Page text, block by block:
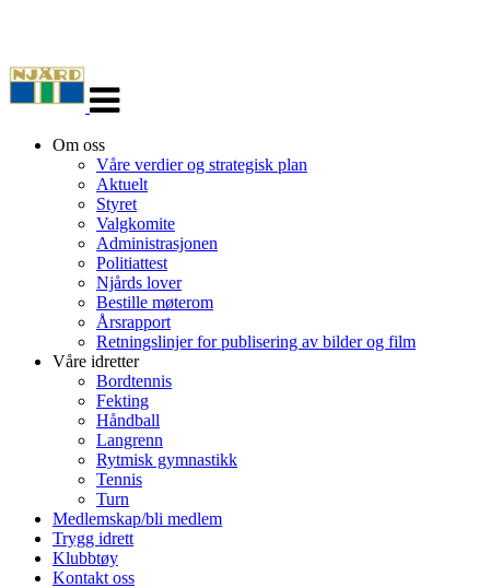
navigasjon
Om oss
Våre verdier og strategisk plan
Aktuelt
Styret
Valgkomite
Administrasjonen
Politiattest
Njårds lover
Bestille møterom
Årsrapport
Retningslinjer for publisering av bilder og film
Våre idretter
Bordtennis
Fekting
Håndball
Langrenn
Rytmisk gymnastikk
Tennis
Turn
Medlemskap/bli medlem
Trygg idrett
Klubbtøy
Kontakt oss